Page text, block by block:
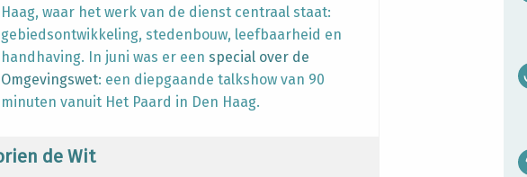
Haag, waar het werk van de dienst centraal staat:
gebiedsontwikkeling, stedenbouw, leefbaarheid en
handhaving. In juni was er een special over de
Omgevingswet: een diepgaande talkshow van 90
minuten vanuit Het Paard in Den Haag.
de Wit